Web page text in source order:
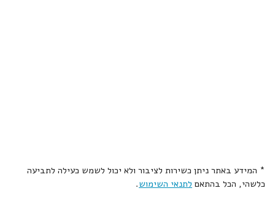
* המידע באתר ניתן כשירות לציבור ולא יכול לשמש כעילה לתביעה
כלשהי, הכל בהתאם לתנאי השימוש.